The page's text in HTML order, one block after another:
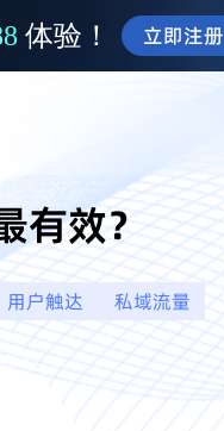
体验！ 立即注册
有效？
用户触达 私域流量